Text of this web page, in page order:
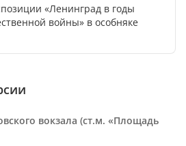
«Ленинград в годы
войны» в особняке
вокзала (ст.м. «Площадь